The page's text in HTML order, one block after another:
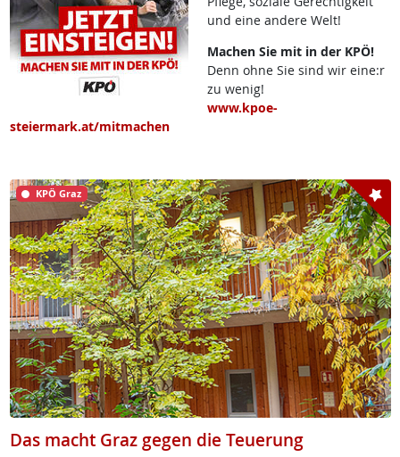
und eine andere Welt!
Machen Sie mit in der KPÖ!
Denn ohne Sie sind wir eine:r
zu wenig!
www.kpoe-
steiermark.at/mitmachen
KPÖ Graz
Das macht Graz gegen die Teuerung